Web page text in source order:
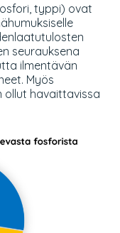
typpi) ovat
seurauksena
ilmentävän
Myös
ollut havaittavissa